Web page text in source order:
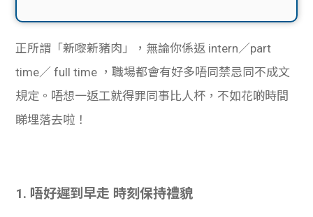
正所謂「新嚟新豬肉」，無論你係返 intern／part
time／ full time ，職場都會有好多唔同禁忌同不成文
規定。唔想一返工就得罪同事比人杯，不如花啲時間
睇埋落去啦！
1. 唔好遲到早走 時刻保持禮貌